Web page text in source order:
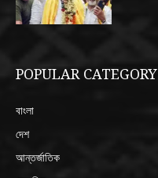
POPULAR CATEGORY
বাংলা
দেশ
আন্তর্জাতিক